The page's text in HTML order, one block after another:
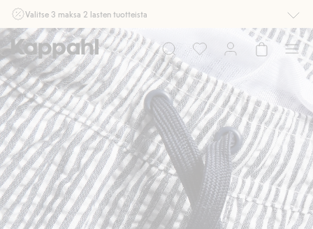
Valitse 3 maksa 2 lasten tuotteista
Ei Newbie. Ostaessasi 2 tuotetta tai enemmän. Voimassa 3-16.8. asti
myymälässä ja verkossa. Ei voi yhdistää muihin alennuksiin tai tarjouksiin.
Osta nyt